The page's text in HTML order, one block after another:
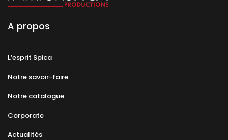
A propos
L’esprit Spica
Notre savoir-faire
Notre catalogue
Corporate
Actualités